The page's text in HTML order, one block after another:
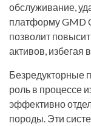
обслуживание,
платформу GMD
позволит
активов, избегая
Безредукторные
роль в процессе
эффективно
породы. Эти